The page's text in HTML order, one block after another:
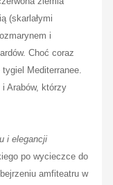
(skarlałymi
i
Choć coraz
Mediterranee.
Arabów, którzy
i elegancji
po wycieczce do
amfiteatru w